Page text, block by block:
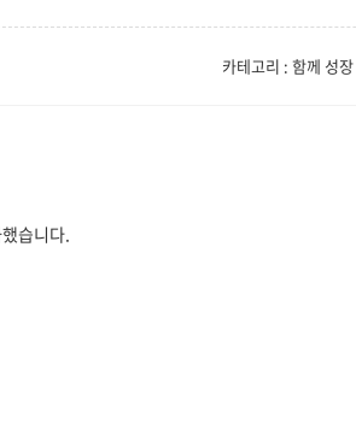
카테고리 : 함께 성
습니다.